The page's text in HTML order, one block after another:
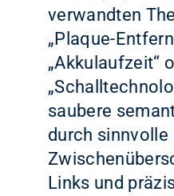
verwandten
„Plaque-
„Akkulaufzeit“
saubere
durch sinnvolle
Links und